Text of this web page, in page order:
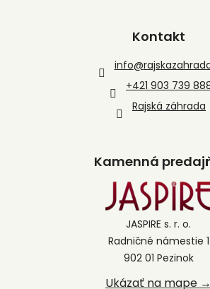
Kontakt
info@
+421 903 739
Rajská záhrada
Kamenná
JASPIRE s. r. o.
Radničné námestie 1
902 01 Pezinok
Ukázať na mape →